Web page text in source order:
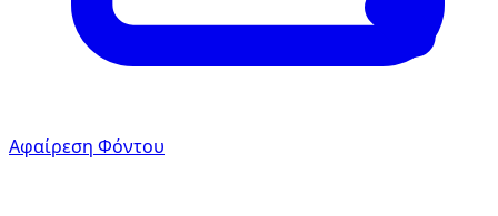
Αφαίρεση Φόντου